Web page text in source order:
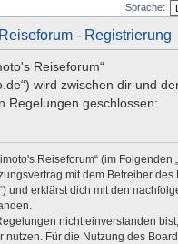
Sprache:
- Registrierung
Reiseforum“
wird zwischen dir und
Regelungen geschlossen:
Reiseforum“ (im Folgenden
mit dem Betreiber des
und erklärst dich mit den
nicht einverstanden
nutzen. Für die Nutzung des